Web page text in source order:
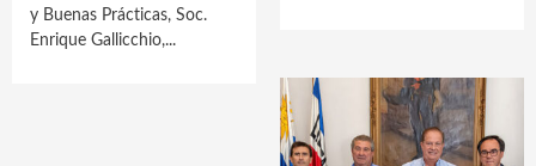
y Buenas Prácticas, Soc.
Enrique Gallicchio,...